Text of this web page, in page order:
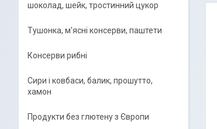
шоколад, шейк, тростинний цукор
Тушонка, м'ясні консерви, паштети
Консерви рибні
Сири і ковбаси, балик, прошутто,
хамон
Продукти без глютену з Європи